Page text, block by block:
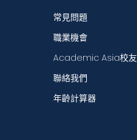
常見問題
職業機會
Academic Asia校友
聯絡我們
年齡計算器